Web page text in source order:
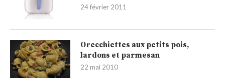
24 février 2011
Orecchiettes aux petits pois,
lardons et parmesan
22 mai 2010